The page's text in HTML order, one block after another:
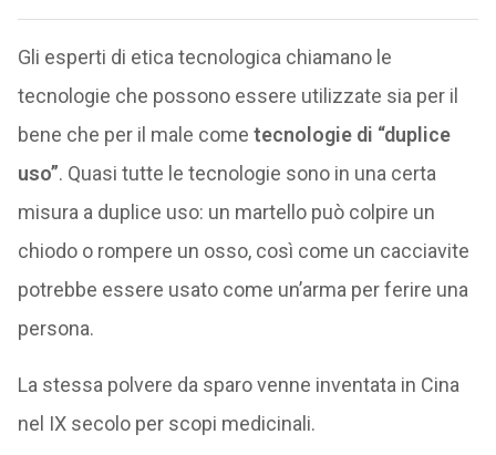
Gli esperti di etica tecnologica chiamano le
tecnologie che possono essere utilizzate sia per il
bene che per il male come tecnologie di “duplice
uso”. Quasi tutte le tecnologie sono in una certa
misura a duplice uso: un martello può colpire un
chiodo o rompere un osso, così come un cacciavite
potrebbe essere usato come un’arma per ferire una
persona.
La stessa polvere da sparo venne inventata in Cina
nel IX secolo per scopi medicinali.